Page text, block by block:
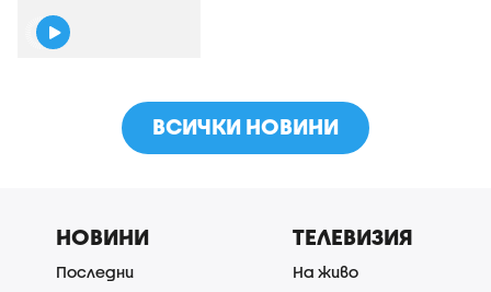
ВСИЧКИ НОВИНИ
НОВИНИ
Последни
ТЕЛЕВИЗИЯ
На живо